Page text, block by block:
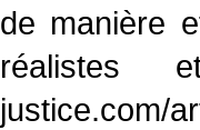
de manière
réalistes
justice.com/